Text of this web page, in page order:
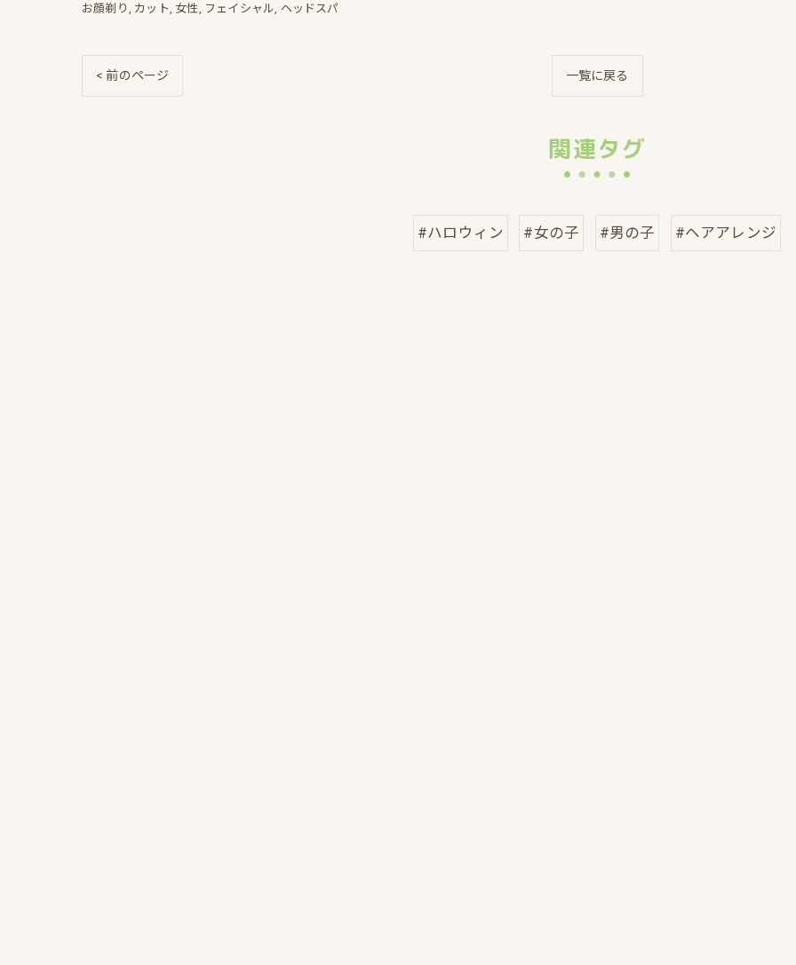
お顔剃り カット 女性 フェイシャル ヘッドスパ
< 前のページ 一覧に戻る
関連タグ
#ハロウィン #女の子 #男の子 #ヘアアレンジ